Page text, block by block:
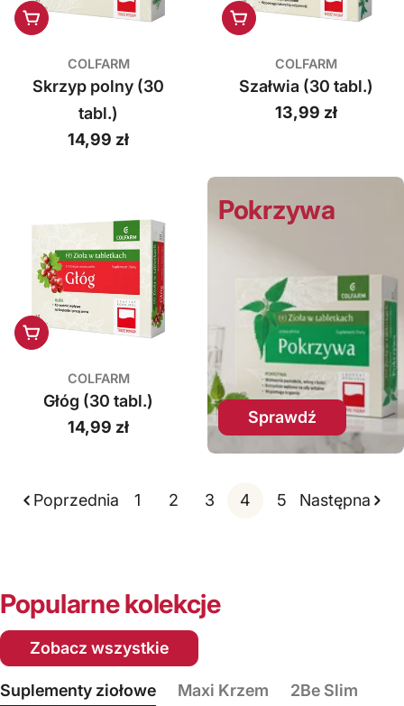
Dodaj do koszyka
COLFARM
Skrzyp polny (30
tabl.)
Cena
14,99 zł
Dodaj do koszyka
COLFARM
Szałwia (30 tabl.)
Cena
13,99 zł
Dodaj do koszyka
COLFARM
Głóg (30 tabl.)
Cena
14,99 zł
Pokrzywa
Sprawdź
Poprzednia 1 2 3 4 5 Następna
Popularne kolekcje
Zobacz wszystkie
Suplementy ziołowe Maxi Krzem 2Be Slim